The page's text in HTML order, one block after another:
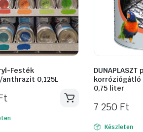
Festék
0,125L
DUNAPLASZT
korróziógátló
0,75 liter
7 250 Ft
Készleten